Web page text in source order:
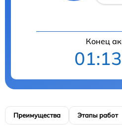
Конец
Преимущества Этапы работ